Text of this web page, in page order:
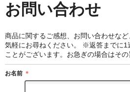
お問い合わせ
商品に関するご感想、お問い合わせな
気軽にお尋ねください。 ※返答までに1
ことがございます。お急ぎの場合はその
お名前 ＊